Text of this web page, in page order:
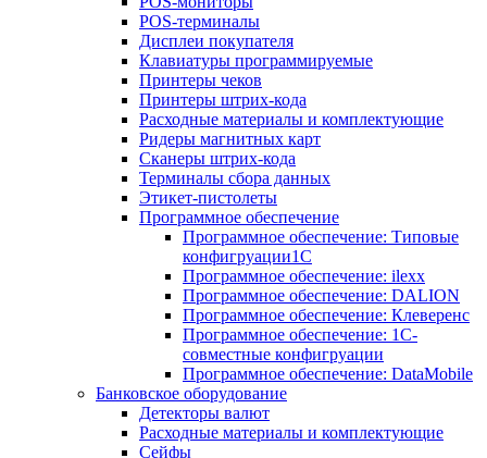
POS-терминалы
Дисплеи покупателя
Клавиатуры программируемые
Принтеры чеков
Принтеры штрих-кода
Расходные материалы и комплектующие
Ридеры магнитных карт
Сканеры штрих-кода
Терминалы сбора данных
Этикет-пистолеты
Программное обеспечение
Программное обеспечение: Типовые
конфигруации1С
Программное обеспечение: ilexx
Программное обеспечение: DALION
Программное обеспечение: Клеверенс
Программное обеспечение: 1С-
совместные конфигруации
Программное обеспечение: DataMobile
Банковское оборудование
Детекторы валют
Расходные материалы и комплектующие
Сейфы